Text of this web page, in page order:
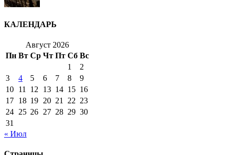
КАЛЕНДАРЬ
Август 2026
Пн Вт Ср Чт Пт Сб Вс
1
2
3
4 5 6 7 8
9
10 11 12 13 14 15 16
17 18 19 20 21 22 23
24 25 26 27 28 29 30
31
« Июл